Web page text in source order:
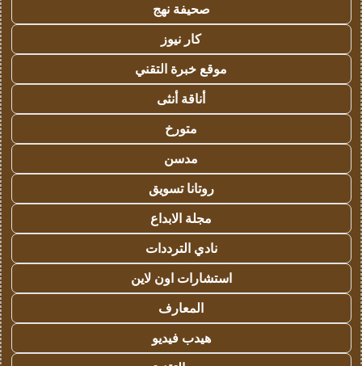
صحيفة نهج
كار نيوز
موقع خبرة التقني
أناقة أنثى
متورخ
مدسن
روتانا تسويق
مجلة الابداع
نادي الترددات
استشارات اون لاين
المعارف
هيدب فيديو